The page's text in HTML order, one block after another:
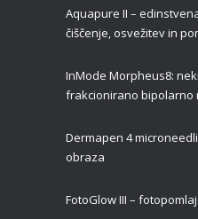
Aquapure II –
čiščenje, osvežitev in
InMode Morpheus8:
frakcionirano bipolarno
Dermapen 4
obraza
FotoGlow III –